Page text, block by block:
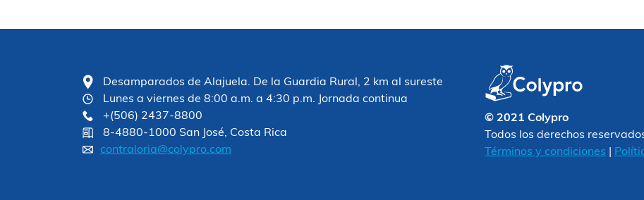
Desamparados de Alajuela. De la Guardia Rural, 2 km al sureste
Lunes a viernes de 8:00 a.m. a 4:30 p.m. Jornada continua
+(506) 2437-8800
8-4880-1000 San José, Costa Rica
contraloria@colypro.com
© 2021 Colypro
Todos los derechos
Términos y condiciones